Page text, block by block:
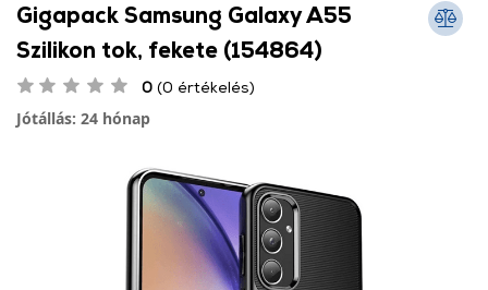
Gigapack Samsung Galaxy A55
Szilikon tok, fekete (154864)
0 (0 értékelés)
Jótállás: 24 hónap